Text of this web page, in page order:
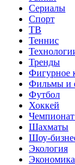
Сериалы
Спорт
ТВ
Теннис
Тренды
Фигурное
Фильмы и
Футбол
Хоккей
Шахматы
Шоу-
Экология
Экономика